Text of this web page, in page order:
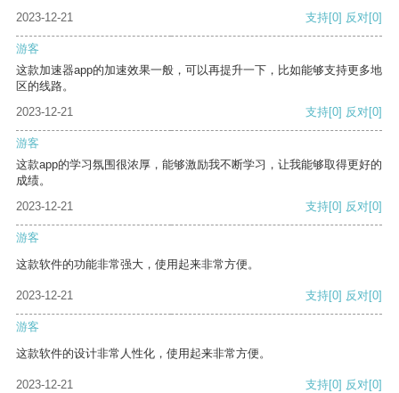
2023-12-21
支持[0] 反对[0]
游客
这款加速器app的加速效果一般，可以再提升一下，比如能够支持更多地
区的线路。
2023-12-21
支持[0] 反对[0]
游客
这款app的学习氛围很浓厚，能够激励我不断学习，让我能够取得更好的
成绩。
2023-12-21
支持[0] 反对[0]
游客
这款软件的功能非常强大，使用起来非常方便。
2023-12-21 支持[0] 反对[0]
游客
这款软件的设计非常人性化，使用起来非常方便。
2023-12-21 支持[0] 反对[0]